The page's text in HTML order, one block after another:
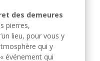
des demeures
pierres,
lieu, pour vous y
qui y
événement qui